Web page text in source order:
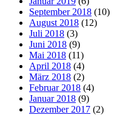
September 2018 (10)
August 2018 (12)
Juli 2018 (3)
Juni 2018 (9)
Mai 2018 (11)
April 2018 (4)
März 2018 (2)
Februar 2018 (4)
Januar 2018 (9)
Dezember 2017 (2)